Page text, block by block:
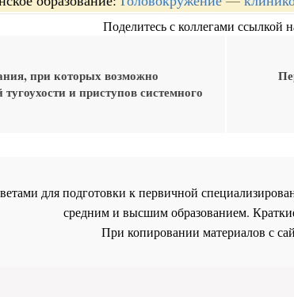
Поделитесь с коллегами ссылкой
при которых возможно
и приступов системного
для подготовки к первичной
средним и высшим образованием.
При копировании материалов с